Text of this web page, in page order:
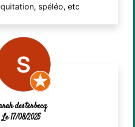
spéléo, etc
desterbecq
Le 17/08/2025